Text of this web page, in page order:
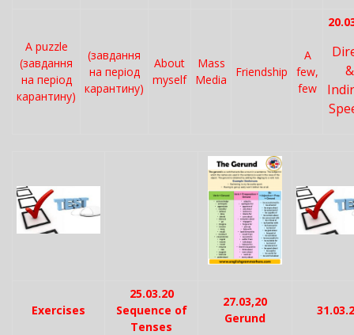
A puzzle
(завдання
на період
карантину)
(завдання
на період
карантину)
About
myself
Mass
Media
Friendship
A
few,
few
&
Exercises
25.03.20
Sequence of
Tenses
27.03,20
Gerund